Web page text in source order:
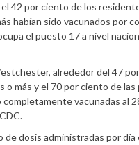
42 por ciento de los
habían sido vacunados por
el puesto 17 a nivel
alrededor del 47
o más y el 70 por ciento de las
completamente vacunadas al
de dosis administradas por día